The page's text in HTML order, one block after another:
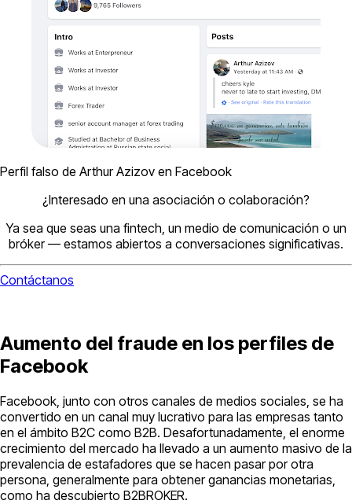
Perfil falso de Arthur Azizov en Facebook
¿Interesado en una asociación o colaboración?
Ya sea que seas una fintech, un medio de comunicación o un
bróker — estamos abiertos a conversaciones significativas.
Contáctanos
Aumento del fraude en los perfiles de
Facebook
Facebook, junto con otros canales de medios sociales, se ha
convertido en un canal muy lucrativo para las empresas tanto
en el ámbito B2C como B2B. Desafortunadamente, el enorme
crecimiento del mercado ha llevado a un aumento masivo de la
prevalencia de estafadores que se hacen pasar por otra
persona, generalmente para obtener ganancias monetarias,
como ha descubierto B2BROKER.